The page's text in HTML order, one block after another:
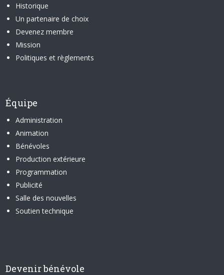
Historique
Un partenaire de choix
Devenez membre
Mission
Politiques et règlements
Équipe
Administration
Animation
Bénévoles
Production extérieure
Programmation
Publicité
Salle des nouvelles
Soutien technique
Devenir bénévole